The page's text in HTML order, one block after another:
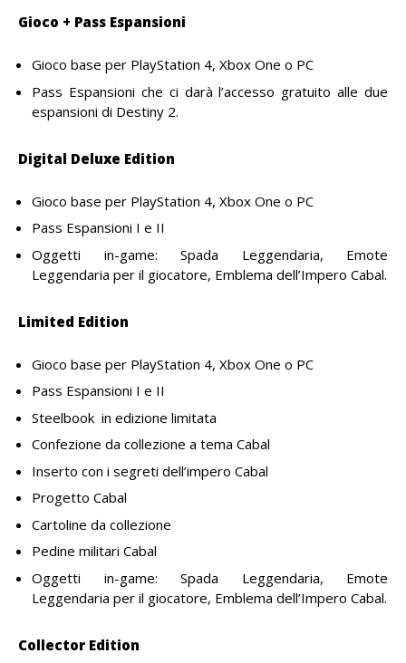
Gioco + Pass Espansioni
Gioco base per PlayStation 4, Xbox One o PC
Pass Espansioni che ci darà l’accesso gratuito alle due
espansioni di Destiny 2.
Digital Deluxe Edition
Gioco base per PlayStation 4, Xbox One o PC
Pass Espansioni I e II
Oggetti in-game: Spada Leggendaria, Emote
Leggendaria per il giocatore, Emblema dell’Impero Cabal.
Limited Edition
Gioco base per PlayStation 4, Xbox One o PC
Pass Espansioni I e II
Steelbook in edizione limitata
Confezione da collezione a tema Cabal
Inserto con i segreti dell’impero Cabal
Progetto Cabal
Cartoline da collezione
Pedine militari Cabal
Oggetti in-game: Spada Leggendaria, Emote
Leggendaria per il giocatore, Emblema dell’Impero Cabal.
Collector Edition